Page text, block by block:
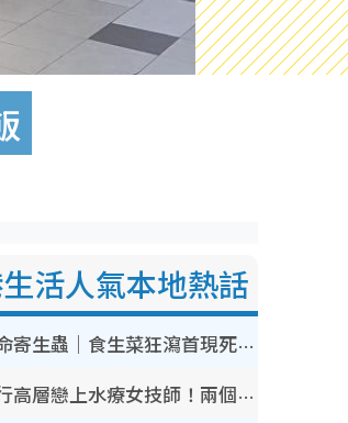
活人氣本地熱話
奪命寄生蟲｜食生菜狂瀉首現死者！疫潮惡化錄1.8萬宗病例 揭洗菜3大謬誤
銀行高層戀上水療女技師！兩個月借128萬驚覺「沉船」沉落火海 揭背後疑似邪教操控賣淫